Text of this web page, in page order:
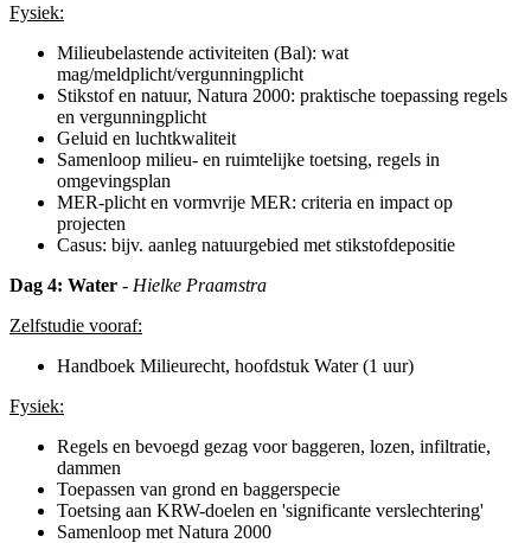
Fysiek:
Milieubelastende activiteiten (Bal): wat
mag/meldplicht/vergunningplicht
Stikstof en natuur, Natura 2000: praktische toepassing regels
en vergunningplicht
Geluid en luchtkwaliteit
Samenloop milieu- en ruimtelijke toetsing, regels in
omgevingsplan
MER-plicht en vormvrije MER: criteria en impact op
projecten
Casus: bijv. aanleg natuurgebied met stikstofdepositie
Dag 4: Water - Hielke Praamstra
Zelfstudie vooraf:
Handboek Milieurecht, hoofdstuk Water (1 uur)
Fysiek:
Regels en bevoegd gezag voor baggeren, lozen, infiltratie,
dammen
Toepassen van grond en baggerspecie
Toetsing aan KRW-doelen en 'significante verslechtering'
Samenloop met Natura 2000